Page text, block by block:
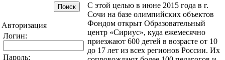
Авторизация
Логин:
Пароль:
С этой целью в июне 2015 года в г.
Сочи на базе олимпийских объектов
Фондом открыт Образовательный
центр «Сириус», куда ежемесячно
приезжают 600 детей в возрасте от 10
до 17 лет из всех регионов России. Их